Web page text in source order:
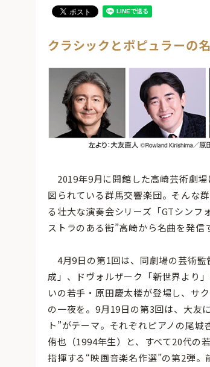
クラシックとポピュラーの
2019年9月に開館した高崎芸術劇
図られている群馬交響楽団。そんな
る壮大な演奏会シリーズ「GTシンフ
ストラのある街”高崎から名曲を発信
4月9日の第1回は、同劇場の芸術監
成」、ドヴォルザーク「新世界より
いの若手・原田慶太楼が登場し、サ
の一夜を。9月19日の第3回は、大友
ト”がテーマ。それぞれピアノの尾
侑也（1994年生）と、すべて20代の
指揮する“映画音楽名作選”の第2弾